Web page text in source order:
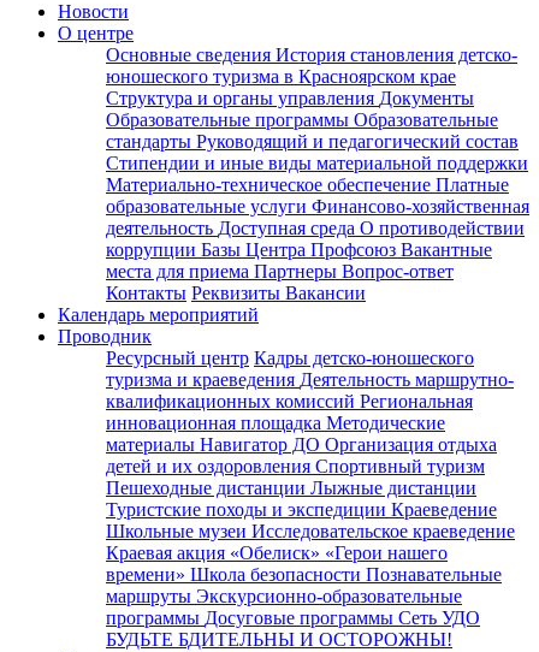
Новости
О центре
Основные сведения История становления детско-
юношеского туризма в Красноярском крае
Структура и органы управления Документы
Образовательные программы Образовательные
стандарты Руководящий и педагогический состав
Стипендии и иные виды материальной поддержки
Материально-техническое обеспечение Платные
образовательные услуги Финансово-хозяйственная
деятельность Доступная среда О противодействии
коррупции Базы Центра Профсоюз Вакантные
места для приема Партнеры Вопрос-ответ
Контакты Реквизиты Вакансии
Календарь мероприятий
Проводник
Ресурсный центр Кадры детско-юношеского
туризма и краеведения Деятельность маршрутно-
квалификационных комиссий Региональная
инновационная площадка Методические
материалы Навигатор ДО Организация отдыха
детей и их оздоровления Спортивный туризм
Пешеходные дистанции Лыжные дистанции
Туристские походы и экспедиции Краеведение
Школьные музеи Исследовательское краеведение
Краевая акция «Обелиск» «Герои нашего
времени» Школа безопасности Познавательные
маршруты Экскурсионно-образовательные
программы Досуговые программы Сеть УДО
БУДЬТЕ БДИТЕЛЬНЫ И ОСТОРОЖНЫ!